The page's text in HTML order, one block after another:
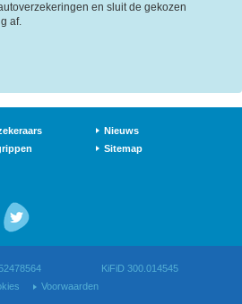
en sluit de gekozen
af.
Nieuws
Sitemap
KiFiD 300.014545
Voorwaarden